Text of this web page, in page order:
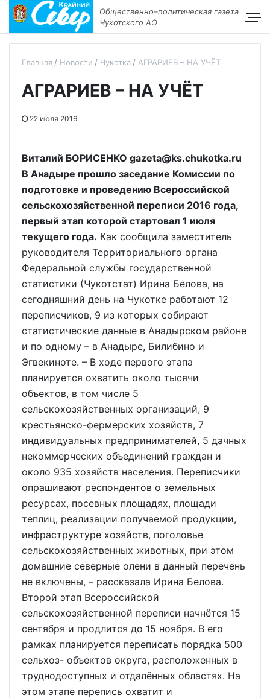
Общественно–политическая газета
Чукотского АО
Главная Новости Чукотка АГРАРИЕВ – НА УЧЁТ
АГРАРИЕВ – НА УЧЁТ
22 июля 2016
Виталий БОРИСЕНКО gazeta@ks.chukotka.ru
В Анадыре прошло заседание Комиссии по
подготовке и проведению Всероссийской
сельскохозяйственной переписи 2016 года,
первый этап которой стартовал 1 июля
текущего года. Как сообщила заместитель
руководителя Территориального органа
Федеральной службы государственной
статистики (Чукотстат) Ирина Белова, на
сегодняшний день на Чукотке работают 12
переписчиков, 9 из которых собирают
статистические данные в Анадырском районе
и по одному – в Анадыре, Билибино и
Эгвекиноте. – В ходе первого этапа
планируется охватить около тысячи
объектов, в том числе 5
сельскохозяйственных организаций, 9
крестьянско-фермерских хозяйств, 7
индивидуальных предпринимателей, 5 дачных
некоммерческих объединений граждан и
около 935 хозяйств населения. Переписчики
опрашивают респондентов о земельных
ресурсах, посевных площадях, площади
теплиц, реализации получаемой продукции,
инфраструктуре хозяйств, поголовье
сельскохозяйственных животных, при этом
домашние северные олени в данный перечень
не включены, – рассказала Ирина Белова.
Второй этап Всероссийской
сельскохозяйственной переписи начнётся 15
сентября и продлится до 15 ноября. В его
рамках планируется переписать порядка 500
сельхоз- объектов округа, расположенных в
труднодоступных и отдалённых областях. На
этом этапе перепись охватит и